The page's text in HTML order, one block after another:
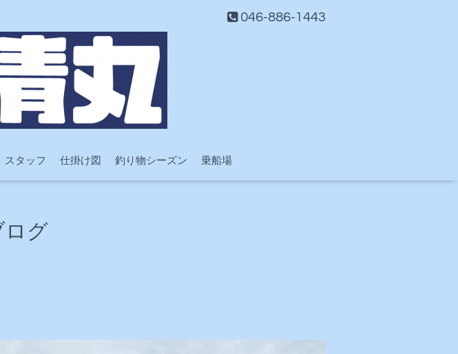
046-886-1443
スタッフ 仕掛け図 釣り物シーズン 乗船場
ログ